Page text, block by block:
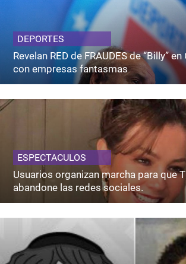
DEPORTES
Revelan RED de FRAUDES de “Billy” en
con empresas fantasmas
ESPECTACULOS
Usuarios organizan marcha para que
abandone las redes sociales.